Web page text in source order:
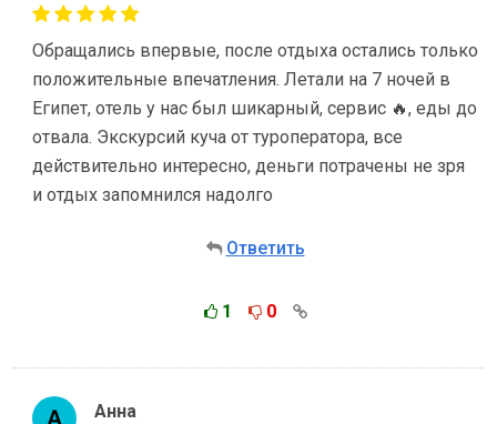
Обращались впервые, после отдыха остались только
положительные впечатления. Летали на 7 ночей в
Египет, отель у нас был шикарный, сервис 🔥, еды до
отвала. Экскурсий куча от туроператора, все
действительно интересно, деньги потрачены не зря
и отдых запомнился надолго
Ответить
1 0
Анна